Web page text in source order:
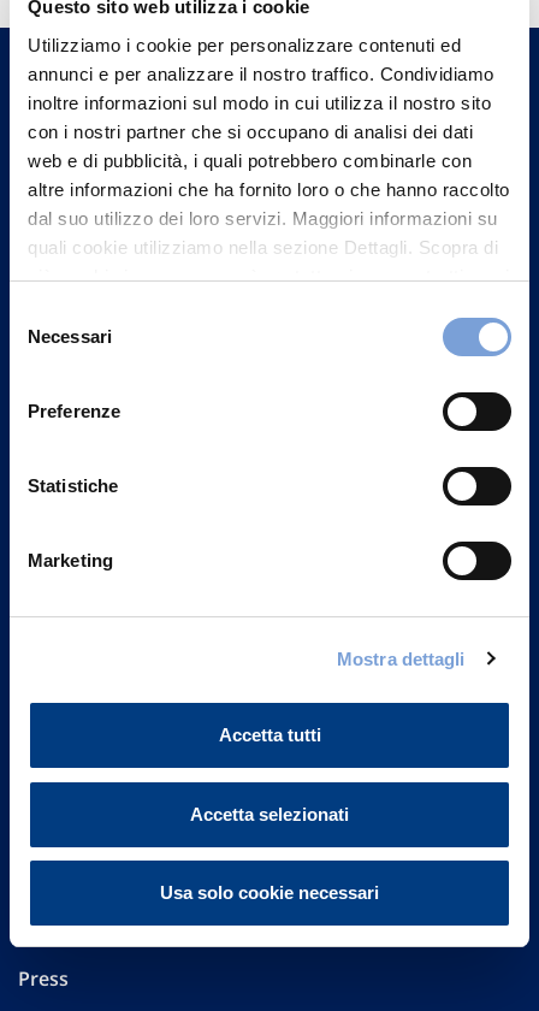
Questo sito web utilizza i cookie
Utilizziamo i cookie per personalizzare contenuti ed
annunci e per analizzare il nostro traffico. Condividiamo
inoltre informazioni sul modo in cui utilizza il nostro sito
con i nostri partner che si occupano di analisi dei dati
web e di pubblicità, i quali potrebbero combinarle con
altre informazioni che ha fornito loro o che hanno raccolto
dal suo utilizzo dei loro servizi. Maggiori informazioni su
quali cookie utilizziamo nella sezione Dettagli. Scopra di
più su chi siamo, come può contattarci e come trattiamo i
può trovare nel footer del sito nella sezione "Informativa
delNecessari
Preferenze
Statistiche
Marketing
Mostra dettagli
Accetta tutti
Accetta selezionati
Usa solo cookie necessari
Trova l'Agenzia più vicina a te e parla con
un nostro Agente.
Contattaci
Vittoria Assicurazioni S.p.A.
Part. IVA 01329510158
Sostenibilità
Performances
Press